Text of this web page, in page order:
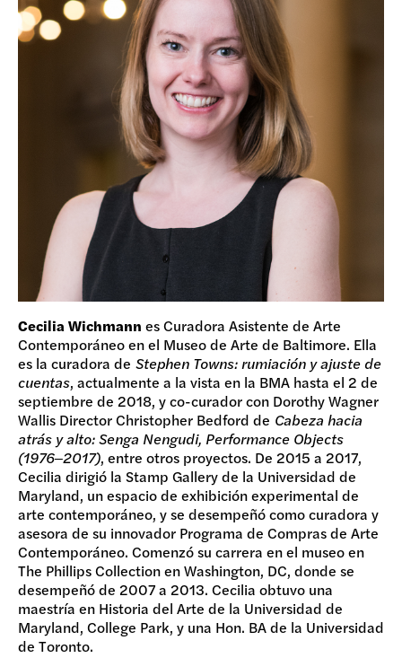
Cecilia Wichmann es Curadora Asistente de Arte
Contemporáneo en el Museo de Arte de Baltimore. Ella
es la curadora de Stephen Towns: rumiación y ajuste de
cuentas, actualmente a la vista en la BMA hasta el 2 de
septiembre de 2018, y co-curador con Dorothy Wagner
Wallis Director Christopher Bedford de Cabeza hacia
atrás y alto: Senga Nengudi, Performance Objects
(1976‒2017), entre otros proyectos. De 2015 a 2017,
Cecilia dirigió la Stamp Gallery de la Universidad de
Maryland, un espacio de exhibición experimental de
arte contemporáneo, y se desempeñó como curadora y
asesora de su innovador Programa de Compras de Arte
Contemporáneo. Comenzó su carrera en el museo en
The Phillips Collection en Washington, DC, donde se
desempeñó de 2007 a 2013. Cecilia obtuvo una
maestría en Historia del Arte de la Universidad de
Maryland, College Park, y una Hon. BA de la Universidad
de Toronto.